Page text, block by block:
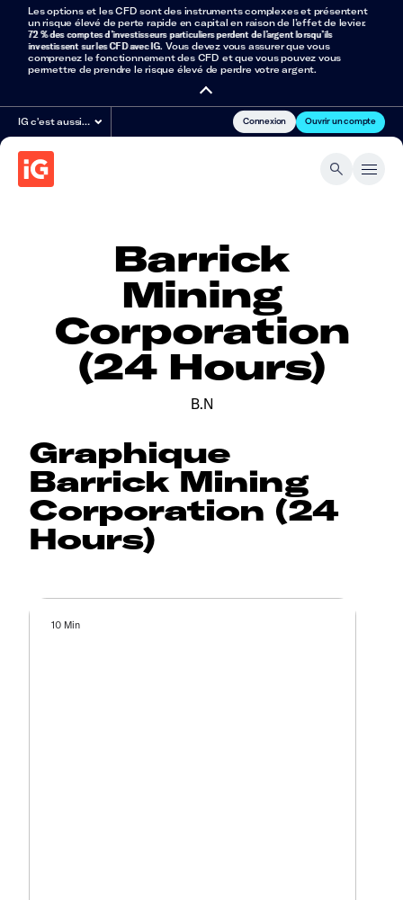
Les options et les CFD sont des instruments complexes et présentent
un risque élevé de perte rapide en capital en raison de l’effet de levier.
72 % des comptes d’investisseurs particuliers perdent de l’argent lorsqu’ils
investissent sur les CFD avec IG. Vous devez vous assurer que vous
comprenez le fonctionnement des CFD et que vous pouvez vous
permettre de prendre le risque élevé de perdre votre argent.
IG c'est aussi… Connexion Ouvrir un compte
Barrick
Mining
Corporation
(24 Hours)
B.N
Graphique
Barrick Mining
Corporation (24
Hours)
10 Min